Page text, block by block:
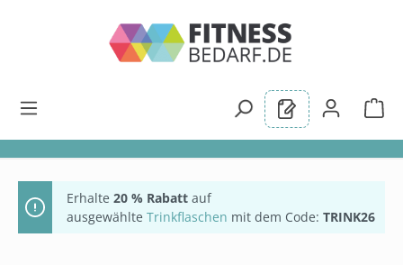
Erhalte 20 % Rabatt auf
ausgewählte Trinkflaschen mit dem Code: TRINK26